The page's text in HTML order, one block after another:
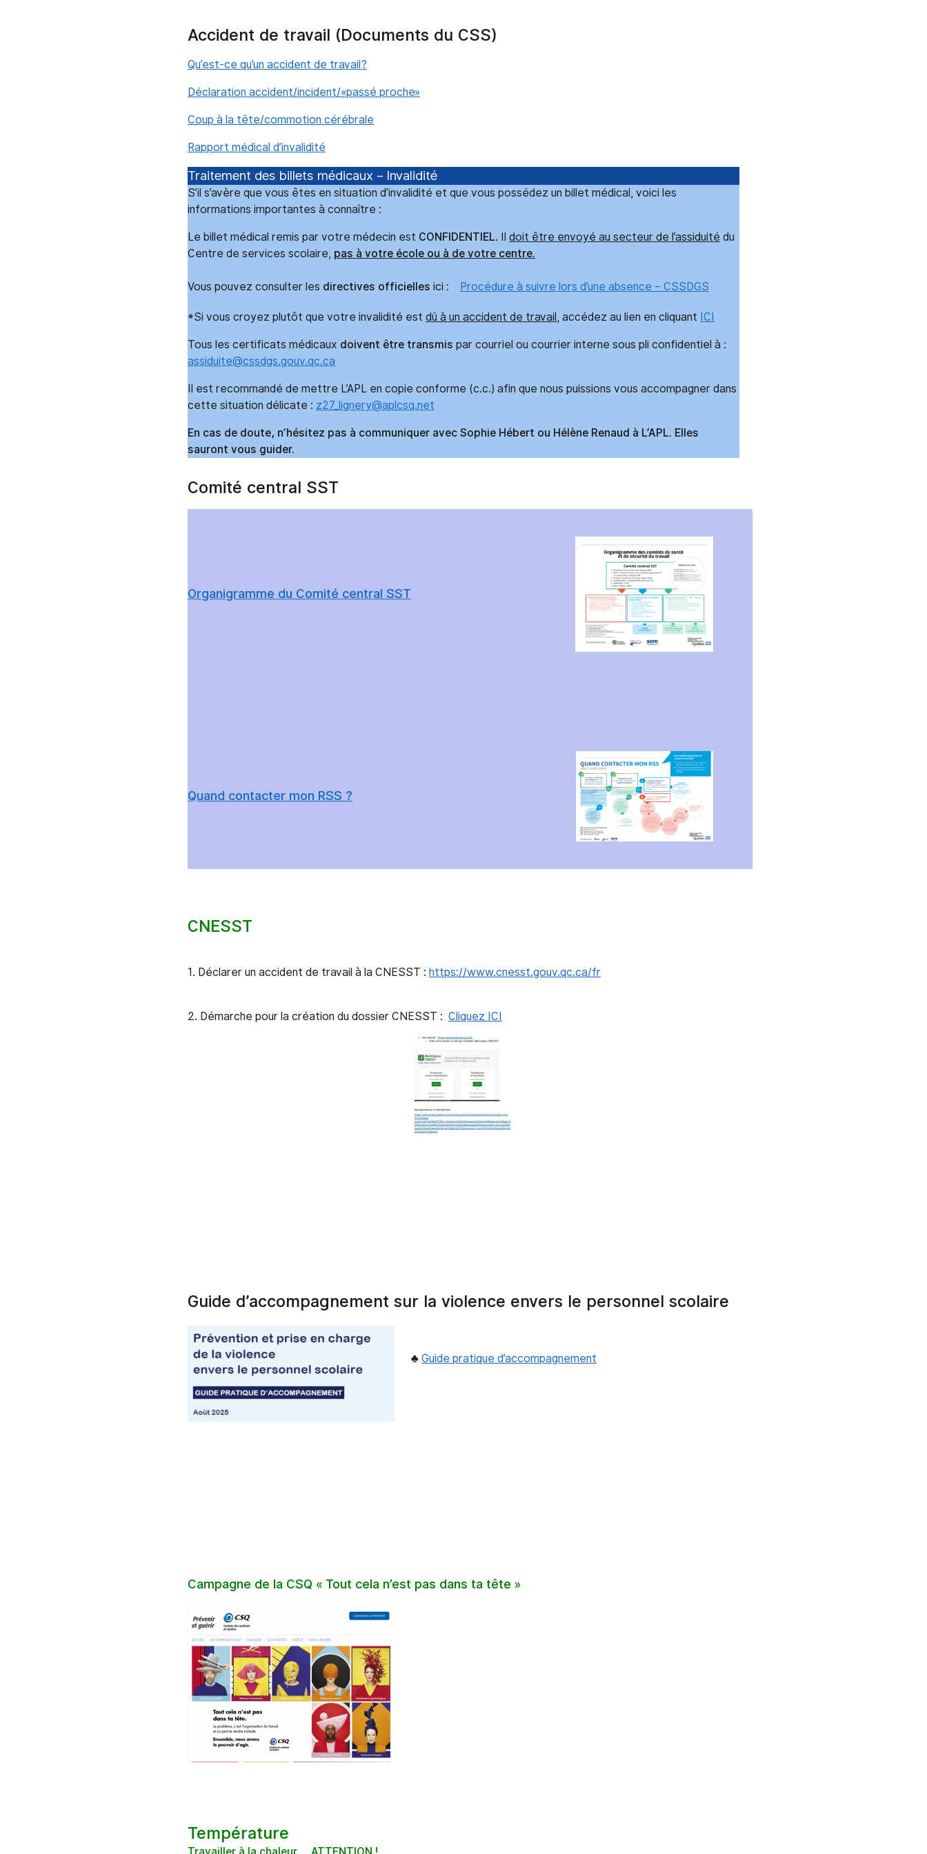
Accident de travail (Documents du CSS)
Qu’est-ce qu’un accident de travail?
Déclaration accident/incident/«passé proche»
Coup à la tête/commotion cérébrale
Rapport médical d’invalidité
Traitement des billets médicaux – Invalidité
S’il s’avère que vous êtes en situation d’invalidité et que vous possédez un billet médical, voici les
informations importantes à connaître :
Le billet médical remis par votre médecin est CONFIDENTIEL. Il doit être envoyé au secteur de l’assiduité du
Centre de services scolaire, pas à votre école ou à de votre centre.
Vous pouvez consulter les directives officielles ici : Procédure à suivre lors d’une absence – CSSDGS
*Si vous croyez plutôt que votre invalidité est dû à un accident de travail, accédez au lien en cliquant ICI
Tous les certificats médicaux doivent être transmis par courriel ou courrier interne sous pli confidentiel à :
assiduite@cssdgs.gouv.qc.ca
Il est recommandé de mettre L’APL en copie conforme (c.c.) afin que nous puissions vous accompagner dans
cette situation délicate : z27_lignery@aplcsq.net
En cas de doute, n’hésitez pas à communiquer avec Sophie Hébert ou Hélène Renaud à L’APL. Elles
sauront vous guider.
Comité central SST
Organigramme du Comité central SST
Quand contacter mon RSS ?
CNESST
1. Déclarer un accident de travail à la CNESST : https://www.cnesst.gouv.qc.ca/fr
2. Démarche pour la création du dossier CNESST : Cliquez ICI
Guide d’accompagnement sur la violence envers le personnel scolaire
♣ Guide pratique d’accompagnement
Campagne de la CSQ « Tout cela n’est pas dans ta tête »
Température